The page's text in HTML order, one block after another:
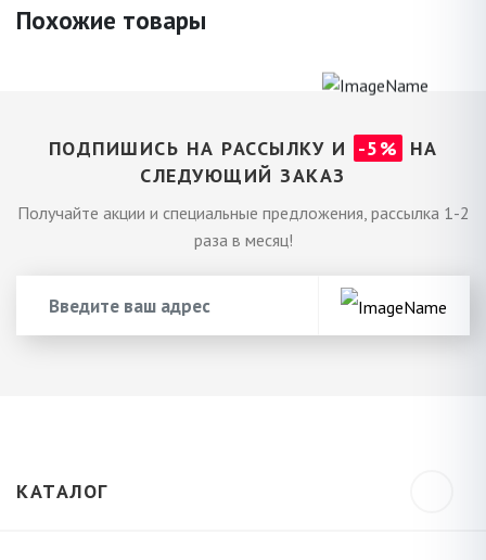
Похожие товары
ПОДПИШИСЬ НА РАССЫЛКУ И -5%
НА
СЛЕДУЮЩИЙ ЗАКАЗ
Получайте акции и специальные предложения, рассылка 1-2
раза в месяц!
КАТАЛОГ